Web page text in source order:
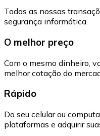
Todas as nossas
segurança informática.
O melhor preço
Com o mesmo dinheiro,
melhor cotação do
Rápido
Do seu celular ou
plataformas e adquirir